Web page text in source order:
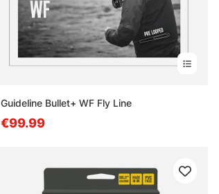
Guideline Bullet+ WF Fly Line
€99.99